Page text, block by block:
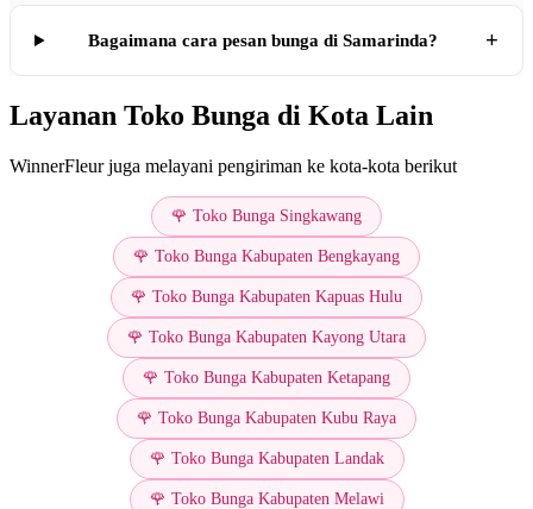
Bagaimana cara pesan bunga di Samarinda? +
Layanan Toko Bunga di Kota Lain
WinnerFleur juga melayani pengiriman ke kota-kota berikut
🌹 Toko Bunga Singkawang
🌹 Toko Bunga Kabupaten Bengkayang
🌹 Toko Bunga Kabupaten Kapuas Hulu
🌹 Toko Bunga Kabupaten Kayong Utara
🌹 Toko Bunga Kabupaten Ketapang
🌹 Toko Bunga Kabupaten Kubu Raya
🌹 Toko Bunga Kabupaten Landak
🌹 Toko Bunga Kabupaten Melawi